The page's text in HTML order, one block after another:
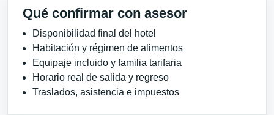
Qué confirmar con asesor
Disponibilidad final del hotel
Habitación y régimen de alimentos
Equipaje incluido y familia tarifaria
Horario real de salida y regreso
Traslados, asistencia e impuestos